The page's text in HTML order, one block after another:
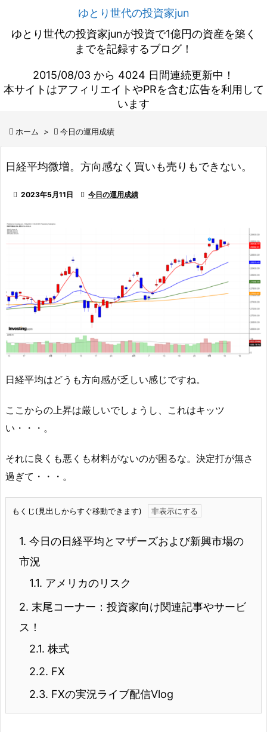
ゆとり世代の投資家jun
ゆとり世代の投資家junが投資で1億円の資産を築く
までを記録するブログ！
2015/08/03 から 4024 日間連続更新中！
本サイトはアフィリエイトやPRを含む広告を利用して
います
 ホーム >  今日の運用成績
日経平均微増。方向感なく買いも売りもできない。
 2023年5月11日  今日の運用成績
日経平均はどうも方向感が乏しい感じですね。
ここからの上昇は厳しいでしょうし、これはキッツ
い・・・。
それに良くも悪くも材料がないのが困るな。決定打が無さ
過ぎて・・・。
もくじ(見出しからすぐ移動できます)
1. 今日の日経平均とマザーズおよび新興市場の
市況
1.1. アメリカのリスク
2. 末尾コーナー：投資家向け関連記事やサービ
ス！
2.1. 株式
2.2. FX
2.3. FXの実況ライブ配信Vlog